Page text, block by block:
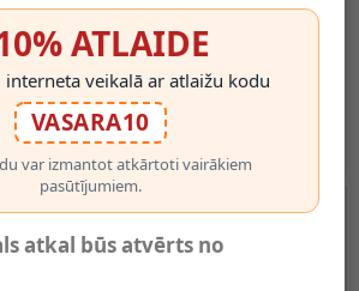
ATLAIDE
veikalā ar atlaižu kodu
VASARA10
var izmantot atkārtoti vairākiem
pasūtījumiem.
atkal būs atvērts no